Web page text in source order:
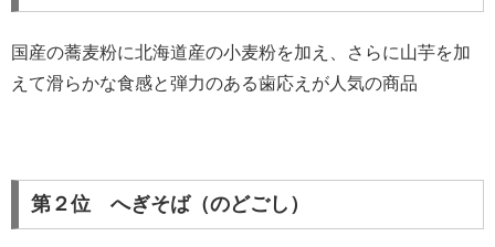
国産の蕎麦粉に北海道産の小麦粉を加え、さらに山芋を加
えて滑らかな食感と弾力のある歯応えが人気の商品
第２位 へぎそば（のどごし）